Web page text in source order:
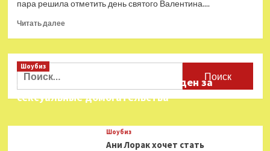
пара решила отметить день святого Валентина....
Читать далееПрочитать
Клава
с
возлюбленным
Франции
Найти:
Шоубиз
Звезда «Игры в кальмара» осужден за
сексуальные домогательства
Шоубиз
Ани Лорак хочет стать